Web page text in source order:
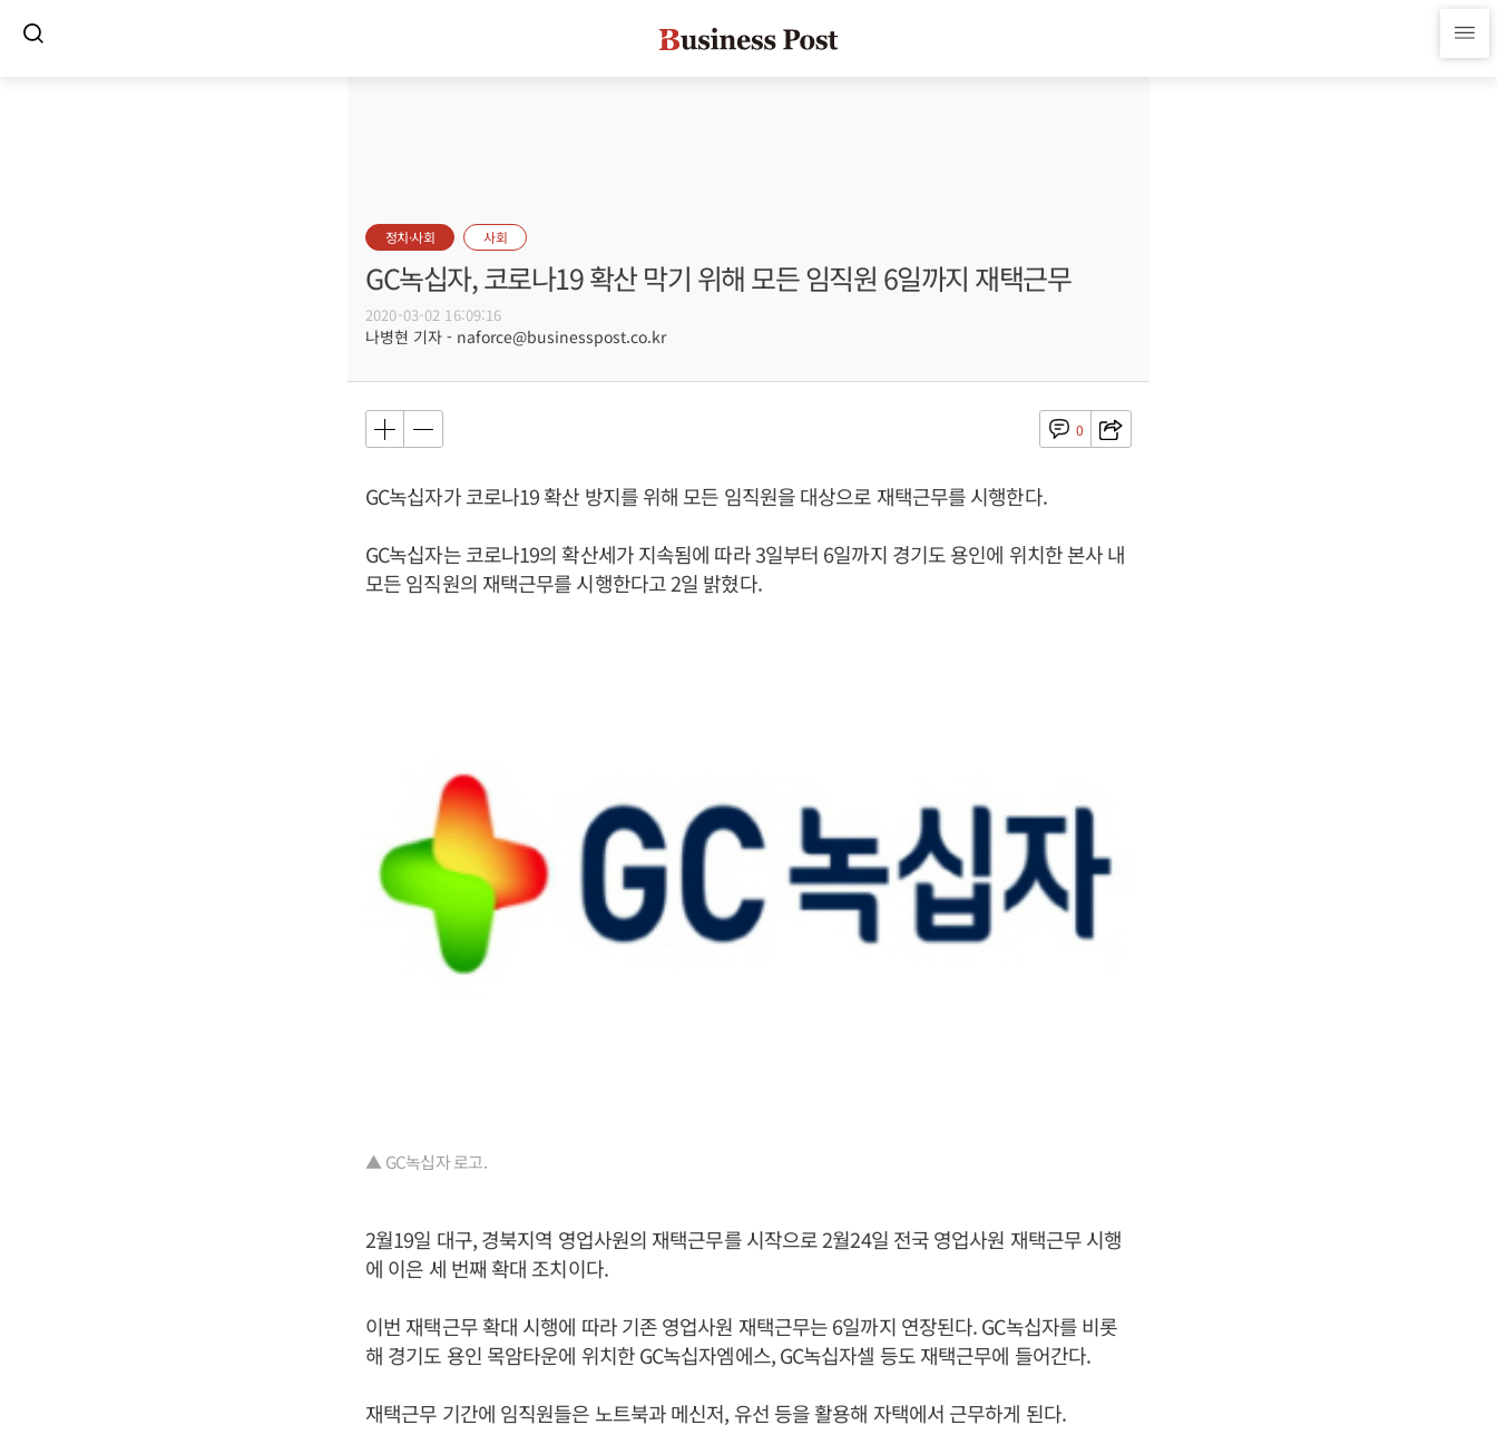
정치·사회 사회
GC녹십자, 코로나19 확산 막기 위해 모든 임직원 6일까지 재택근무
2020-03-02 16:09:16
나병현 기자 - naforce@businesspost.co.kr
0
GC녹십자가 코로나19 확산 방지를 위해 모든 임직원을 대상으로 재택근무를 시행한다.
GC녹십자는 코로나19의 확산세가 지속됨에 따라 3일부터 6일까지 경기도 용인에 위치한 본사 내
모든 임직원의 재택근무를 시행한다고 2일 밝혔다.
▲ GC녹십자 로고.
2월19일 대구, 경북지역 영업사원의 재택근무를 시작으로 2월24일 전국 영업사원 재택근무 시행
에 이은 세 번째 확대 조치이다.
이번 재택근무 확대 시행에 따라 기존 영업사원 재택근무는 6일까지 연장된다. GC녹십자를 비롯
해 경기도 용인 목암타운에 위치한 GC녹십자엠에스, GC녹십자셀 등도 재택근무에 들어간다.
재택근무 기간에 임직원들은 노트북과 메신저, 유선 등을 활용해 자택에서 근무하게 된다.